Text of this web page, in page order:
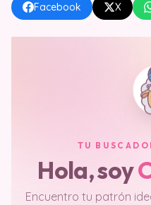
Facebook X
TU
Hola, soy
Encuentro tu patrón